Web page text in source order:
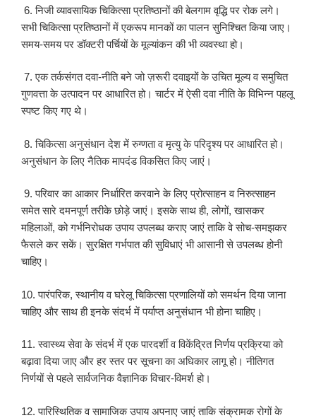
6. निजी व्यावसायिक चिकित्सा प्रतिष्ठानों की बेलगाम वृद्धि पर रोक लगे।
सभी चिकित्सा प्रतिष्ठानों में एकरूप मानकों का पालन सुनिश्चित किया जाए।
समय-समय पर डॉक्टरी पर्चियों के मूल्यांकन की भी व्यवस्था हो।
7. एक तर्कसंगत दवा-नीति बने जो ज़रूरी दवाइयों के उचित मूल्य व समुचित
गुणवत्ता के उत्पादन पर आधारित हो। चार्टर में ऐसी दवा नीति के विभिन्न पहलू
स्पष्ट किए गए थे।
8. चिकित्सा अनुसंधान देश में रुग्णता व मृत्यु के परिदृश्य पर आधारित हो।
अनुसंधान के लिए नैतिक मापदंड विकसित किए जाएं।
9. परिवार का आकार निर्धारित करवाने के लिए प्रोत्साहन व निरुत्साहन
समेत सारे दमनपूर्ण तरीके छोड़े जाएं। इसके साथ ही, लोगों, खासकर
महिलाओं, को गर्भनिरोधक उपाय उपलब्ध कराए जाएं ताकि वे सोच-समझकर
फैसले कर सकें। सुरक्षित गर्भपात की सुविधाएं भी आसानी से उपलब्ध होनी
चाहिए।
10. पारंपरिक, स्थानीय व घरेलू चिकित्सा प्रणालियों को समर्थन दिया जाना
चाहिए और साथ ही इनके संदर्भ में पर्याप्त अनुसंधान भी होना चाहिए।
11. स्वास्थ्य सेवा के संदर्भ में एक पारदर्शी व विकेंद्रित निर्णय प्रक्रिया को
बढ़ावा दिया जाए और हर स्तर पर सूचना का अधिकार लागू हो। नीतिगत
निर्णयों से पहले सार्वजनिक वैज्ञानिक विचार-विमर्श हो।
12. पारिस्थितिक व सामाजिक उपाय अपनाए जाएं ताकि संक्रामक रोगों के